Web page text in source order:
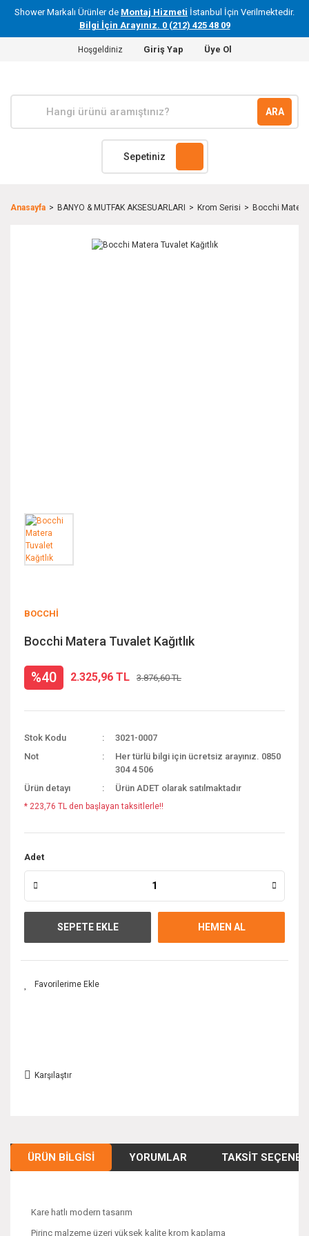
Shower Markalı Ürünler de Montaj Hizmeti İstanbul İçin Verilmektedir.
Bilgi İçin Arayınız. 0 (212) 425 48 09
Hoşgeldiniz Giriş Yap Üye Ol
ARA
Sepetiniz
Anasayfa BANYO & MUTFAK AKSESUARLARI Krom Serisi Bocchi Matera
BOCCHI
Bocchi Matera Tuvalet Kağıtlık
%40 2.325,96 TL 3.876,60 TL
Stok Kodu
3021-0007
Not
Her türlü bilgi için ücretsiz arayınız. 0850
304 4 506
Ürün detayı
Ürün ADET olarak satılmaktadır
* 223,76 TL den başlayan taksitlerle!!
Adet
SEPETE EKLE HEMEN AL
Karşılaştır
ÜRÜN BILGISI YORUMLAR TAKSIT
Kare hatlı modern tasarım
Pirinç malzeme üzeri yüksek kalite krom kaplama